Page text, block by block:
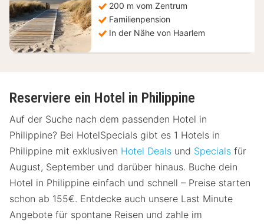
€
200 m vom Zentrum
Familienpension
In der Nähe von Haarlem
Reserviere ein Hotel in Philippine
Auf der Suche nach dem passenden Hotel in
Philippine? Bei HotelSpecials gibt es 1 Hotels in
Philippine mit exklusiven Hotel Deals und Specials für
August, September und darüber hinaus. Buche dein
Hotel in Philippine einfach und schnell – Preise starten
schon ab 155€. Entdecke auch unsere Last Minute
Angebote für spontane Reisen und zahle im